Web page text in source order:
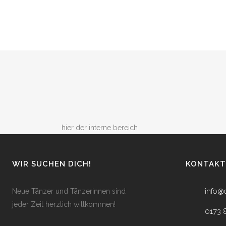
hier der interne bereich
WIR SUCHEN DICH!
Neue Tänzer und Tänzerinnen sind
jeder Zeit herzlich willkommen!
KONTAKT
0173